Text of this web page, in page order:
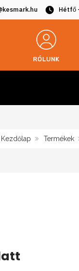
Hétfő
RÓLUNK
Kezdőlap Termékek